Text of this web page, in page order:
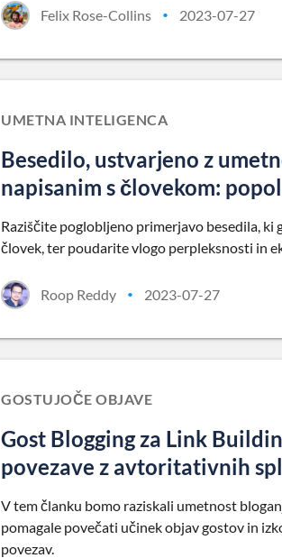
Felix Rose-Collins • 2023-07-27
UMETNA INTELIGENCA
Besedilo, ustvarjeno z
napisanim s človekom:
Raziščite poglobljeno primerjavo besedila, ki
človek, ter poudarite vlogo perpleksnosti in
Roop Reddy • 2023-07-27
GOSTUJOČE OBJAVE
Gost Blogging za Link
povezave z avtoritativnih
V tem članku bomo raziskali umetnost
pomagale povečati učinek objav gostov in
povezav.